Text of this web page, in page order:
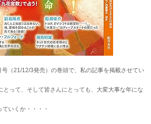
（21/12/3発売）の巻頭で、私の記事を掲載させてい
とって、そして皆さんにとっても、大変大事な年にな
いくか・・・・